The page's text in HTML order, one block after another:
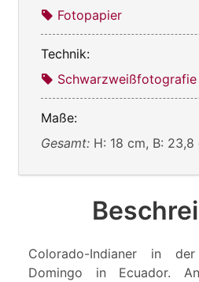
Fotopapier
Technik:
Schwarzweißfotografie
Maße:
Gesamt: H: 18 cm, B: 23,8
Colorado-Indianer in
Domingo in Ecuador.